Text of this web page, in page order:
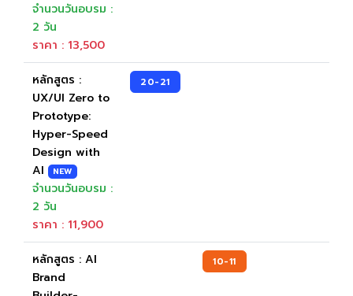
จำนวนวันอบรม :
2 วัน
ราคา : 13,500
หลักสูตร :
UX/UI Zero to
Prototype:
Hyper-Speed
Design with
AI
NEW
จำนวนวันอบรม :
2 วัน
ราคา : 11,900
20-21
หลักสูตร : AI
Brand
10-11